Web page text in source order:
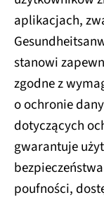
aplikacjach,
stanowi
zgodne z
o ochronie
dotyczących
gwarantuje
poufności,